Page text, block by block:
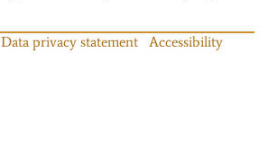
Data privacy statement
Accessibility